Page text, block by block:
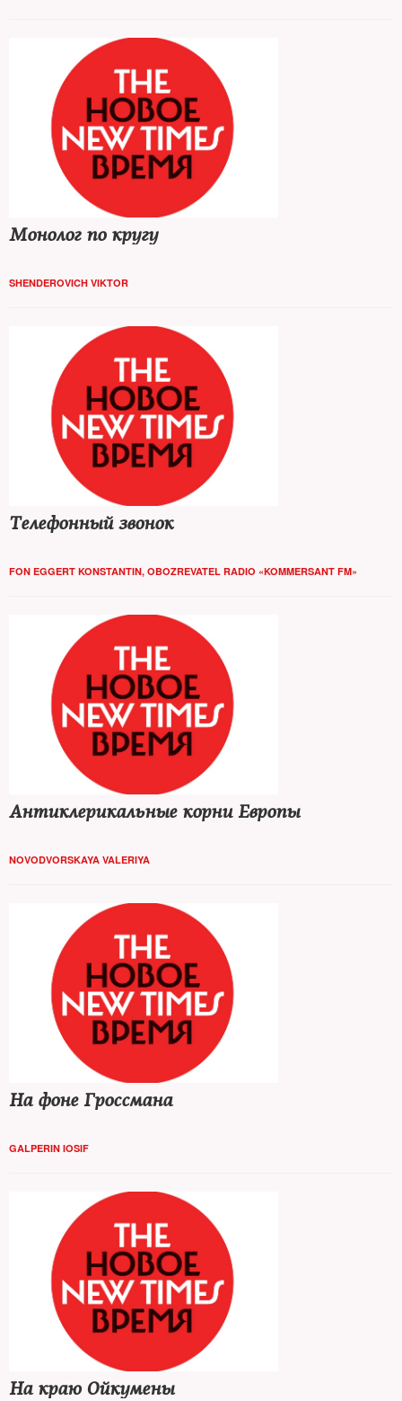
Монолог по кругу
SHENDEROVICH VIKTOR
Телефонный звонок
FON EGGERT KONSTANTIN, OBOZREVATEL RADIO «KOMMERSANT FM»
Антиклерикальные корни Европы
NOVODVORSKAYA VALERIYA
На фоне Гроссмана
GALPERIN IOSIF
На краю Ойкумены